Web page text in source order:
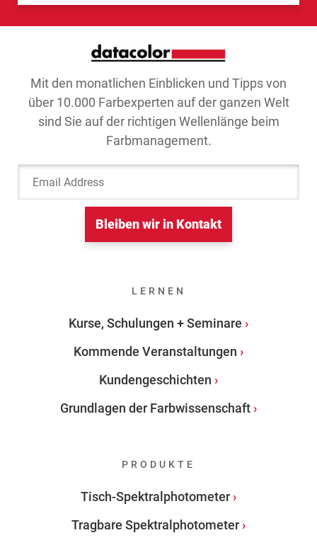
Mit den monatlichen Einblicken und Tipps von
über 10.000 Farbexperten auf der ganzen Welt
sind Sie auf der richtigen Wellenlänge beim
Farbmanagement.
Email Address
Bleiben wir in Kontakt
LERNEN
Kurse, Schulungen + Seminare
Kommende Veranstaltungen
Kundengeschichten
Grundlagen der Farbwissenschaft
PRODUKTE
Tisch-Spektralphotometer
Tragbare Spektralphotometer